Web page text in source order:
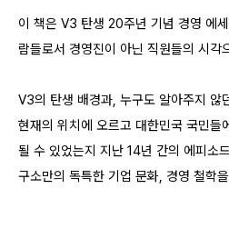
이 책은 V3 탄생 20주년 기념 경영 에
람들로서 경영진이 아닌 직원들의 시각
V3의 탄생 배경과, 누구도 알아주지 않
현재의 위치에 오르고 대한민국 국민들
될 수 있었는지 지난 14년 간의 에피소
구소만의 독특한 기업 문화, 경영 철학